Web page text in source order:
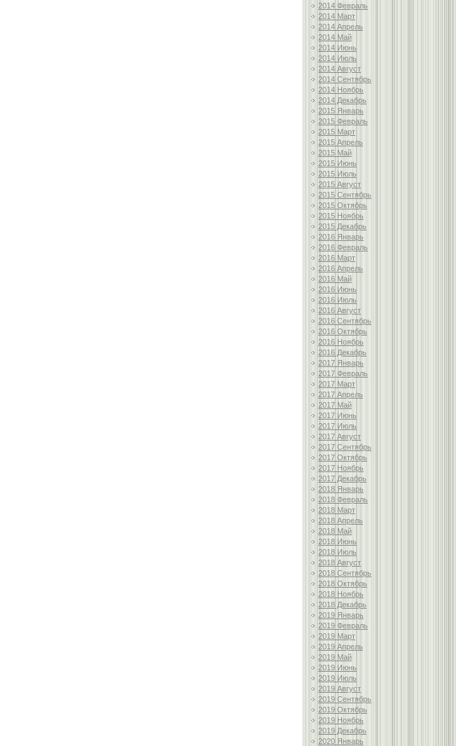
2014 Февраль
2014 Март
2014 Апрель
2014 Май
2014 Июнь
2014 Июль
2014 Август
2014 Сентябрь
2014 Ноябрь
2014 Декабрь
2015 Январь
2015 Февраль
2015 Март
2015 Апрель
2015 Май
2015 Июнь
2015 Июль
2015 Август
2015 Сентябрь
2015 Октябрь
2015 Ноябрь
2015 Декабрь
2016 Январь
2016 Февраль
2016 Март
2016 Апрель
2016 Май
2016 Июнь
2016 Июль
2016 Август
2016 Сентябрь
2016 Октябрь
2016 Ноябрь
2016 Декабрь
2017 Январь
2017 Февраль
2017 Март
2017 Апрель
2017 Май
2017 Июнь
2017 Июль
2017 Август
2017 Сентябрь
2017 Октябрь
2017 Ноябрь
2017 Декабрь
2018 Январь
2018 Февраль
2018 Март
2018 Апрель
2018 Май
2018 Июнь
2018 Июль
2018 Август
2018 Сентябрь
2018 Октябрь
2018 Ноябрь
2018 Декабрь
2019 Январь
2019 Февраль
2019 Март
2019 Апрель
2019 Май
2019 Июнь
2019 Июль
2019 Август
2019 Сентябрь
2019 Октябрь
2019 Ноябрь
2019 Декабрь
2020 Январь